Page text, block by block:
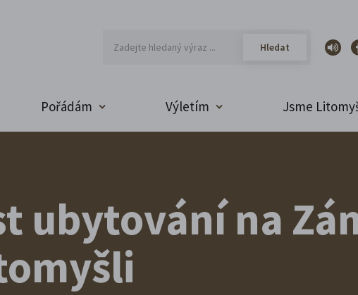
Pořádám Výletím Jsme
ubytování na